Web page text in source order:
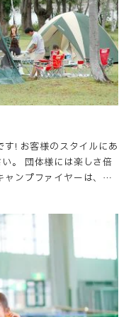
! お客様のスタイルにあ
。 団体様には楽しさ倍
ンプファイヤーは、一